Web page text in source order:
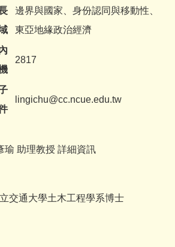
邊界與國家、身份認同與移動性、
東亞地緣政治經濟
2817
lingichu@cc.ncue.edu.tw
瑜 助理教授 詳細資訊
交通大學土木工程學系博士